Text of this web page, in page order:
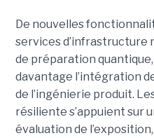
De nouvelles
services d’infrastructure
de préparation
davantage l’intégration
de l’ingénierie produit.
résiliente s’appuient sur
évaluation de